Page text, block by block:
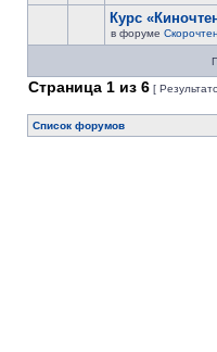
Курс
в форуме
Страница 1 из 6 [
Список форумов